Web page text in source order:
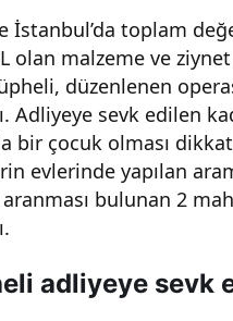
İstanbul’da toplam
olan malzeme ve ziynet
düzenlenen
Adliyeye sevk edilen
bir çocuk olması
evlerinde yapılan
aranması bulunan 2
adliyeye sevk